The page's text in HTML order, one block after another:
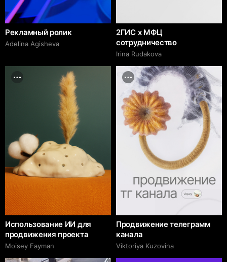
Рекламный ролик
Adelina Agisheva
2ГИС х МФЦ
сотрудничество
Irina Rudakova
Использование ИИ для
продвижения проекта
Moisey Fayman
Продвижение телеграмм
канала
Viktoriya Kuzovina